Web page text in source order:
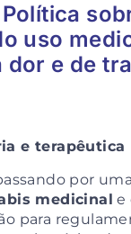
uso
dor e de
e terapêutica
por
medicinal e
para